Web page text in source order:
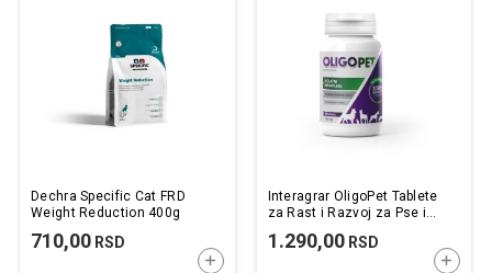
Dechra Specific Cat FRD
Weight Reduction 400g
710,00 RSD
DODAJTE U KORPU
Interagrar OligoPet Tablete
za Rast i Razvoj za Pse i
1.290,00RSD